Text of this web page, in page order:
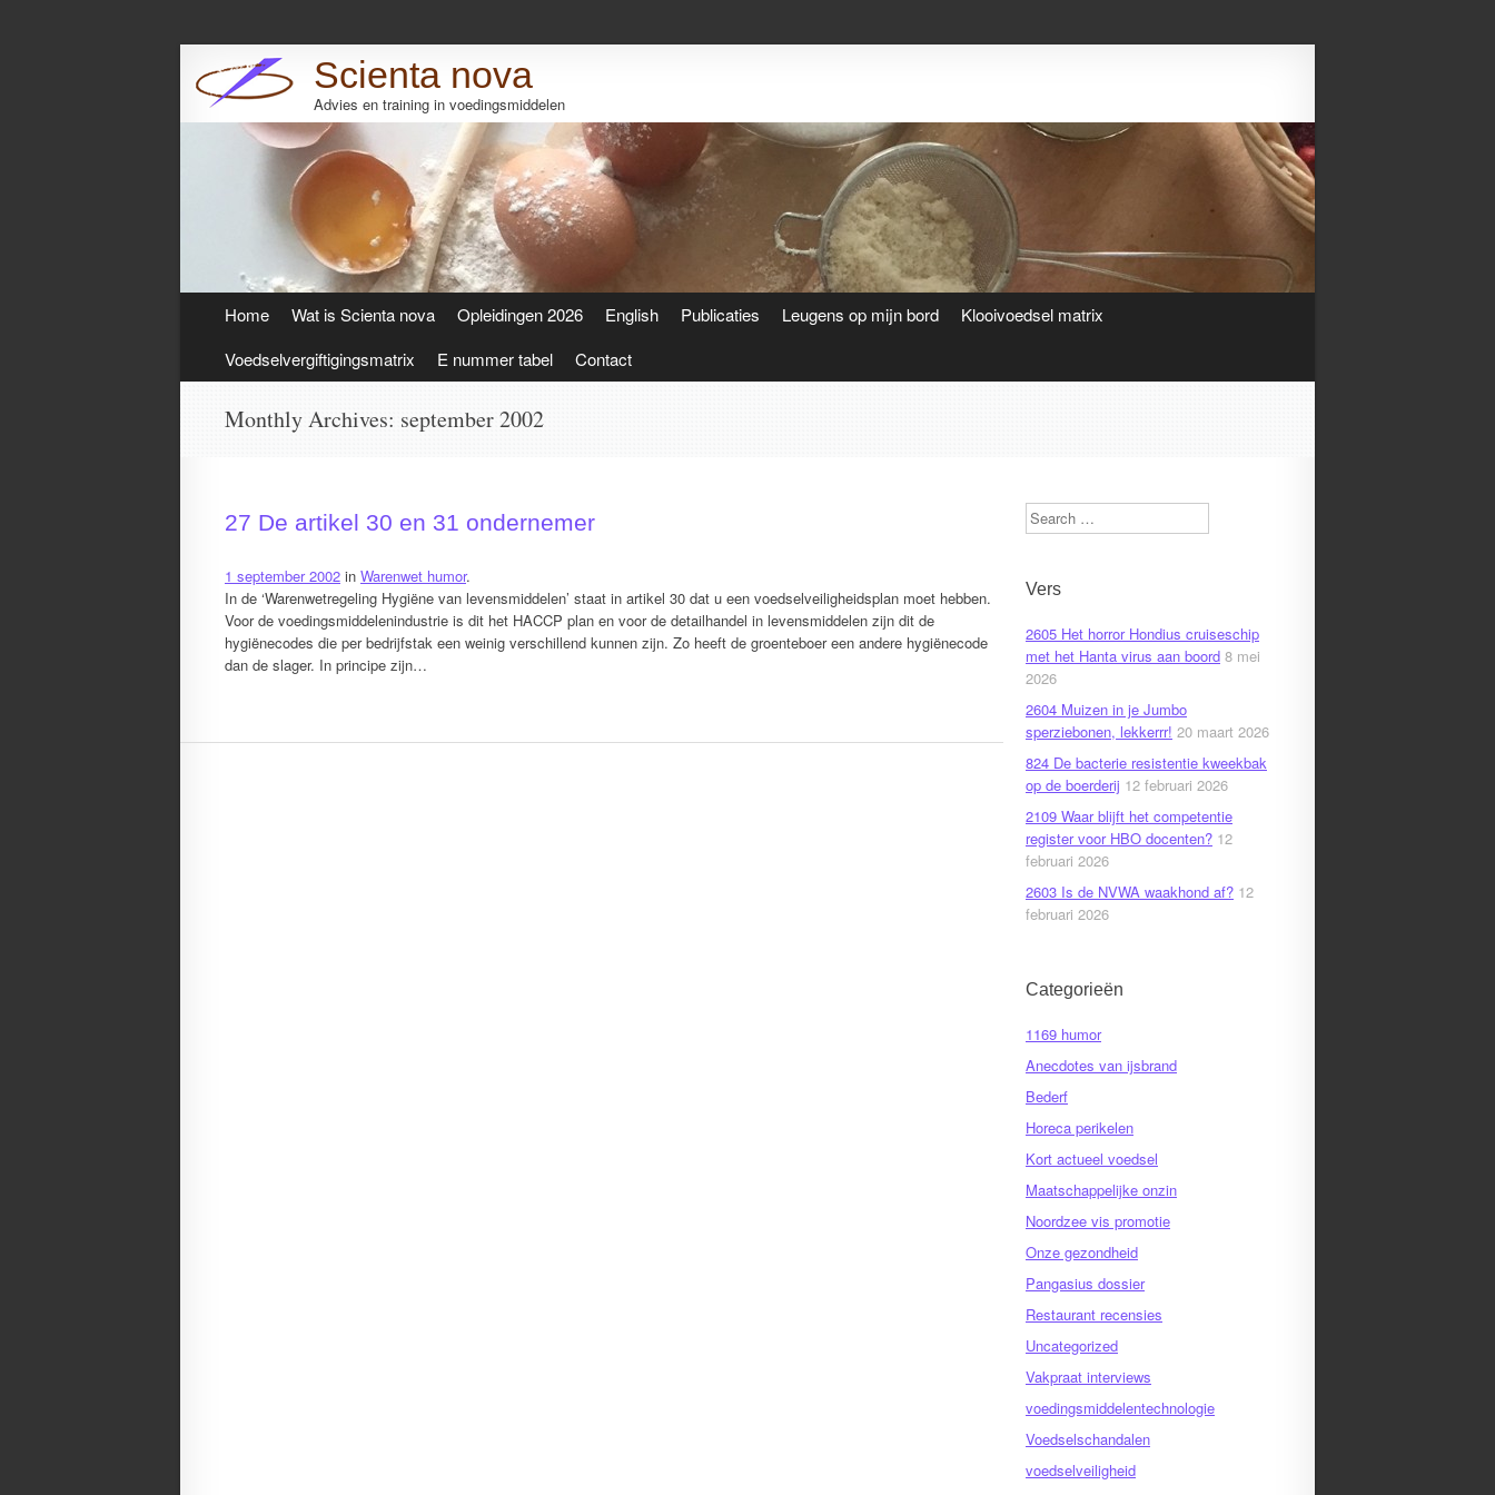
Scienta nova
Advies en training in voedingsmiddelen
Search
content
Home Wat is Scienta nova Opleidingen 2026 English Publicaties Leugens op mijn bord
Klooivoedsel matrix
Voedselvergiftigingsmatrix
E nummer tabel Contact
Monthly Archives: september 2002
27 De artikel 30 en 31 ondernemer
1 september 2002 in Warenwet humor.
In de ‘Warenwetregeling Hygiëne van levensmiddelen’ staat in artikel 30 dat u een voedselveiligheidsplan moet hebben.
Voor de voedingsmiddelenindustrie is dit het HACCP plan en voor de detailhandel in levensmiddelen zijn dit de
hygiënecodes die per bedrijfstak een weinig verschillend kunnen zijn. Zo heeft de groenteboer een andere hygiënecode
dan de slager. In principe zijn…
Search
Vers
2605 Het horror Hondius cruiseschip
met het Hanta virus aan boord 8 mei
2026
2604 Muizen in je Jumbo
sperziebonen, lekkerrr! 20 maart 2026
824 De bacterie resistentie kweekbak
op de boerderij 12 februari 2026
2109 Waar blijft het competentie
register voor HBO docenten? 12
februari 2026
2603 Is de NVWA waakhond af? 12
februari 2026
Categorieën
1169 humor
Anecdotes van ijsbrand
Bederf
Horeca perikelen
Kort actueel voedsel
Maatschappelijke onzin
Noordzee vis promotie
Onze gezondheid
Pangasius dossier
Restaurant recensies
Uncategorized
Vakpraat interviews
voedingsmiddelentechnologie
Voedselschandalen
voedselveiligheid